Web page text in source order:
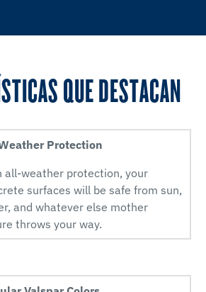
QUE DESTACAN
Protection
all-weather protection, your
surfaces will be safe from sun,
and whatever else mother
throws your way.